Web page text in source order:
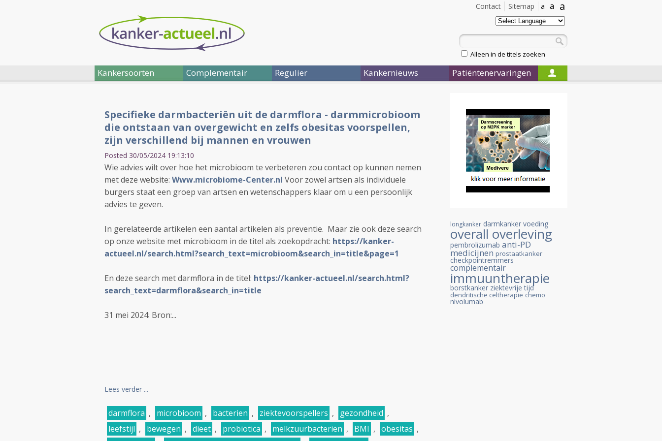
a
a
a
Sitemap
Contact
Alleen in de titels zoeken
Kankersoorten Complementair Regulier Kankernieuws Patiëntenervaringen
Specifieke darmbacteriën uit de darmflora - darmmicrobioom
die ontstaan van overgewicht en zelfs obesitas voorspellen,
zijn verschillend bij mannen en vrouwen
Posted 30/05/2024 19:13:10
Wie advies wilt over hoe het microbioom te verbeteren zou contact op kunnen nemen
met deze website: Www.microbiome-Center.nl Voor zowel artsen als individuele
burgers staat een groep van artsen en wetenschappers klaar om u een persoonlijk
advies te geven.
In gerelateerde artikelen een aantal artikelen als preventie. Maar zie ook deze search
op onze website met microbioom in de titel als zoekopdracht: https://kanker-
actueel.nl/search.html?search_text=microbioom&search_in=title&page=1
En deze search met darmflora in de titel: https://kanker-actueel.nl/search.html?
search_text=darmflora&search_in=title
31 mei 2024: Bron:...
Lees verder ...
darmflora , microbioom , bacterien , ziektevoorspellers , gezondheid ,
leefstijl , bewegen , dieet , probiotica , melkzuurbacteriën , BMI , obesitas ,
longkanker darmkanker voeding
overall overleving
pembrolizumab anti-PD
medicijnen prostaatkanker
checkpointremmers
complementair
immuuntherapie
borstkanker ziektevrije tijd
dendritische celtherapie chemo
nivolumab